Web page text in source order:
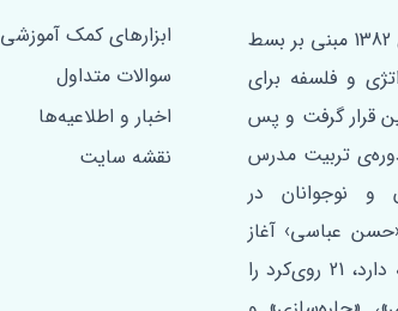
مبتنی بر فرمان امام خامنه‌ای در سال 1382 مبنی بر بسط
و فلسفه برای
قرار گرفت و پس
دوره‌ی تربیت مدرس
و نوجوانان در
عباسی› آغاز
شد. این دوره که تا هم اکنون ادامه دارد، 21 روی‌کرد را
ابزارهای کمک آموزشی
سوالات متداول
اخبار و اطلاعیه‌ها
نقشه سایت